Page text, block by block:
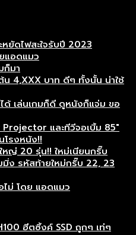
ยัดไฟสะใจรับปี 2023
แอดแมว
ก็มา
น 4,XXX บาท ดีๆ ทั้งนั้น น่าใช้
ด้ เล่นเกมก็ดี ดูหนังก็แจ่ม ขอ
และทีวีจอเบิ้ม 85″
โรงหนัง!!
หญ่ 20 รุ่น!! ใหม่เนียนกริ๊บ
มมิ่ง รหัสท้ายใหม่กริ๊บ 22, 23
ไม่ โดย แอดแมว
ฮีตซิ้งค์ SSD ถูกๆ เท่ๆ